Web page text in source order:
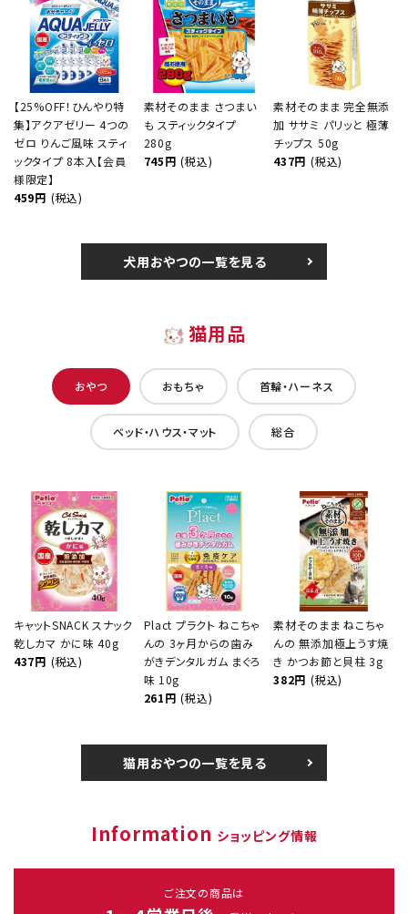
【25%OFF！ひんやり特
集】アクアゼリー 4つの
ゼロ りんご風味 スティ
ックタイプ 8本入【会員
様限定】
459円 (税込)
素材そのまま さつまい
も スティックタイプ
280g
745円 (税込)
素材そのまま 完全無添
加 ササミ パリッと 極薄
チップス 50g
437円 (税込)
犬用おやつの一覧を見る
猫用品
おやつ おもちゃ 首輪・ハーネス
ベッド・ハウス・マット 総合
キャットSNACK スナック
乾しカマ かに味 40g
437円 (税込)
Plact プラクト ねこちゃ
んの 3ヶ月からの歯み
がきデンタルガム まぐろ
味 10g
261円 (税込)
素材そのまま ねこちゃ
んの 無添加極上うす焼
き かつお節と貝柱 3g
382円 (税込)
猫用おやつの一覧を見る
Information ショッピング情報
ご注文の商品は